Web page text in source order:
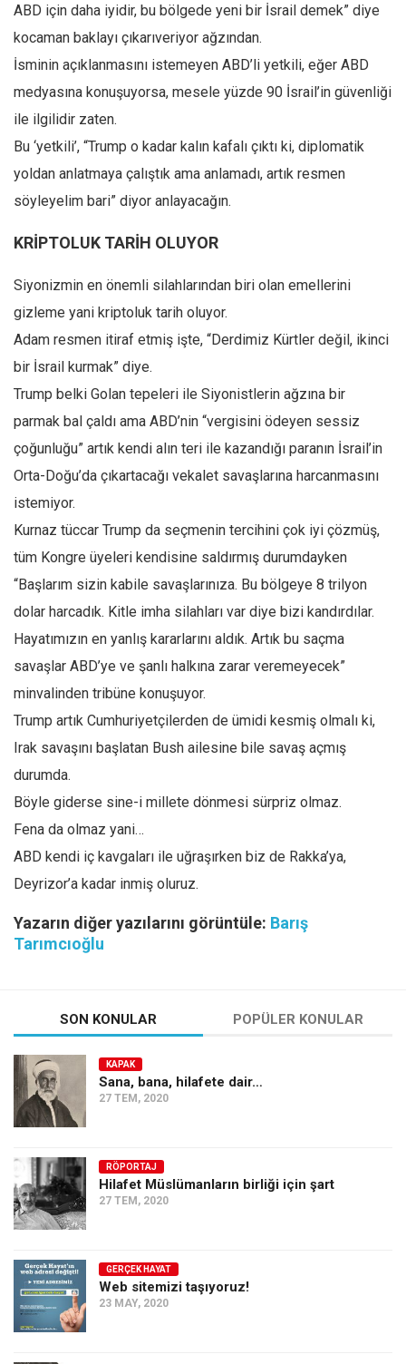
ABD için daha iyidir, bu bölgede yeni bir İsrail demek” diye
kocaman baklayı çıkarıveriyor ağzından.
İsminin açıklanmasını istemeyen ABD’li yetkili, eğer ABD
medyasına konuşuyorsa, mesele yüzde 90 İsrail’in güvenliği
ile ilgilidir zaten.
Bu ‘yetkili’, “Trump o kadar kalın kafalı çıktı ki, diplomatik
yoldan anlatmaya çalıştık ama anlamadı, artık resmen
söyleyelim bari” diyor anlayacağın.
KRİPTOLUK TARİH OLUYOR
Siyonizmin en önemli silahlarından biri olan emellerini
gizleme yani kriptoluk tarih oluyor.
Adam resmen itiraf etmiş işte, “Derdimiz Kürtler değil, ikinci
bir İsrail kurmak” diye.
Trump belki Golan tepeleri ile Siyonistlerin ağzına bir
parmak bal çaldı ama ABD’nin “vergisini ödeyen sessiz
çoğunluğu” artık kendi alın teri ile kazandığı paranın İsrail’in
Orta-Doğu’da çıkartacağı vekalet savaşlarına harcanmasını
istemiyor.
Kurnaz tüccar Trump da seçmenin tercihini çok iyi çözmüş,
tüm Kongre üyeleri kendisine saldırmış durumdayken
“Başlarım sizin kabile savaşlarınıza. Bu bölgeye 8 trilyon
dolar harcadık. Kitle imha silahları var diye bizi kandırdılar.
Hayatımızın en yanlış kararlarını aldık. Artık bu saçma
savaşlar ABD’ye ve şanlı halkına zarar veremeyecek”
minvalinden tribüne konuşuyor.
Trump artık Cumhuriyetçilerden de ümidi kesmiş olmalı ki,
Irak savaşını başlatan Bush ailesine bile savaş açmış
durumda.
Böyle giderse sine-i millete dönmesi sürpriz olmaz.
Fena da olmaz yani…
ABD kendi iç kavgaları ile uğraşırken biz de Rakka’ya,
Deyrizor’a kadar inmiş oluruz.
Yazarın diğer yazılarını görüntüle: Barış
Tarımcıoğlu
SON KONULAR POPÜLER KONULAR
KAPAK
Sana, bana, hilafete dair…
27 TEM, 2020
RÖPORTAJ
Hilafet Müslümanların birliği için şart
27 TEM, 2020
GERÇEK HAYAT
Web sitemizi taşıyoruz!
23 MAY, 2020